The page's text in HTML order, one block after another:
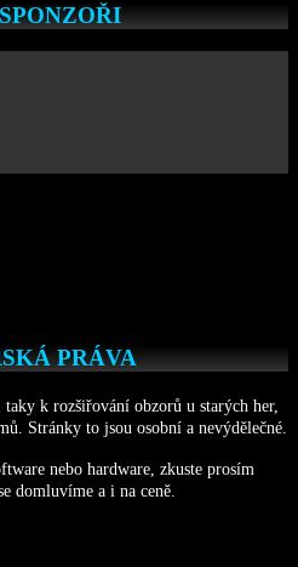
PRÁVA
k rozšiřování obzorů u starých her,
Stránky to jsou osobní a nevýdělečné.
nebo hardware, zkuste prosím
domluvíme a i na ceně.